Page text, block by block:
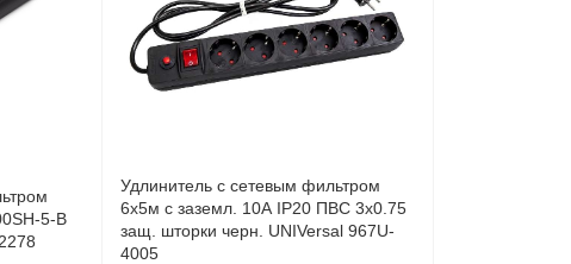
5-B
Удлинитель с сетевым фильтром
6х5м с заземл. 10А IP20 ПВС 3х0.75
защ. шторки черн. UNIVersal 967U-
4005